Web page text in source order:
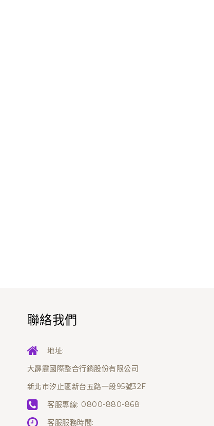
聯絡我們
地址:
大霹靂國際整合行銷股份有限公司
新北市汐止區新台五路一段95號32F
客服專線: 0800-880-868
客服服務時間: